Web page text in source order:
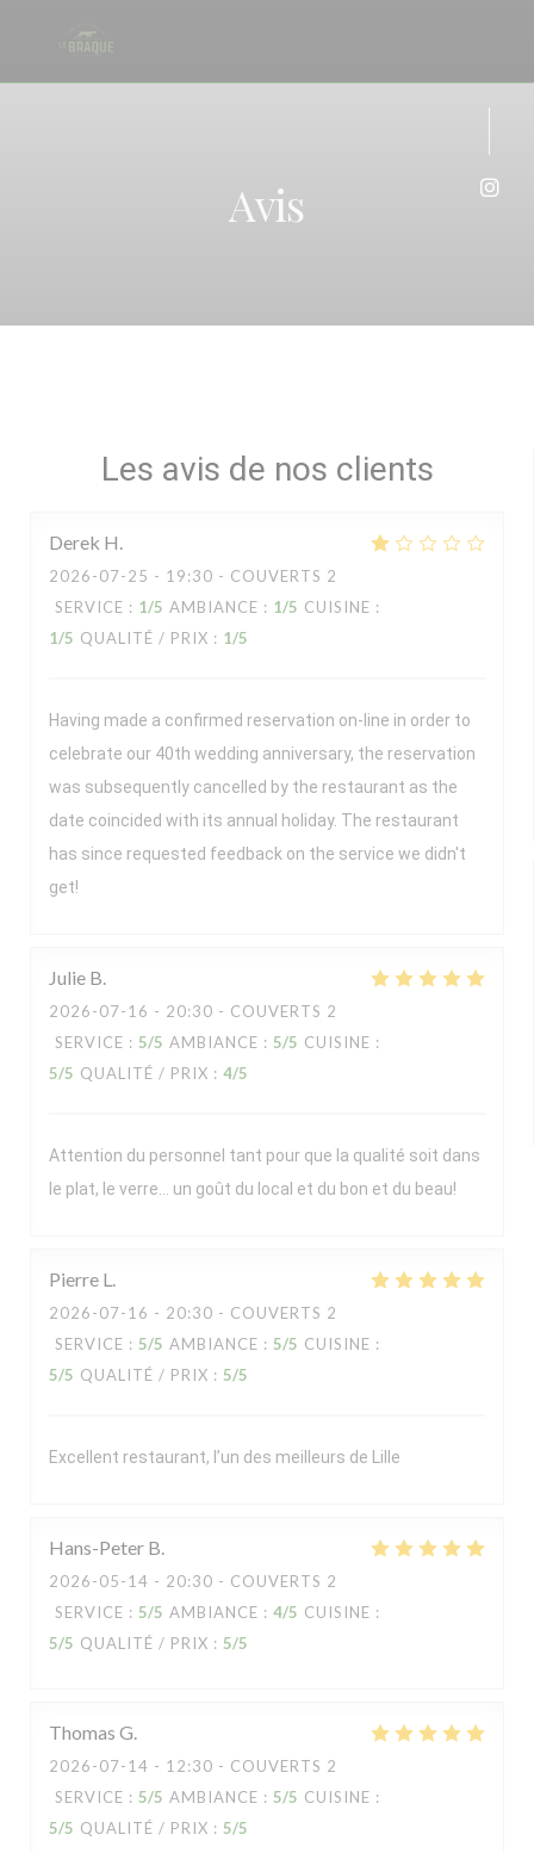
Avis
Les avis de nos clients
Derek H
2026-07-25 - 19:30 - COUVERTS 2
SERVICE : 1/5 AMBIANCE : 1/5 CUISINE :
1/5 QUALITÉ / PRIX : 1/5
Having made a confirmed reservation on-line in order to
celebrate our 40th wedding anniversary, the reservation
was subsequently cancelled by the restaurant as the
date coincided with its annual holiday. The restaurant
has since requested feedback on the service we didn't
get!
Julie B
2026-07-16 - 20:30 - COUVERTS 2
SERVICE : 5/5 AMBIANCE : 5/5 CUISINE :
5/5 QUALITÉ / PRIX : 4/5
Attention du personnel tant pour que la qualité soit dans
le plat, le verre… un goût du local et du bon et du beau!
Pierre L
2026-07-16 - 20:30 - COUVERTS 2
SERVICE : 5/5 AMBIANCE : 5/5 CUISINE :
5/5 QUALITÉ / PRIX : 5/5
Excellent restaurant, l’un des meilleurs de Lille
Hans-Peter B
2026-05-14 - 20:30 - COUVERTS 2
SERVICE : 5/5 AMBIANCE : 4/5 CUISINE :
5/5 QUALITÉ / PRIX : 5/5
Thomas G
2026-07-14 - 12:30 - COUVERTS 2
SERVICE : 5/5 AMBIANCE : 5/5 CUISINE :
5/5 QUALITÉ / PRIX : 5/5